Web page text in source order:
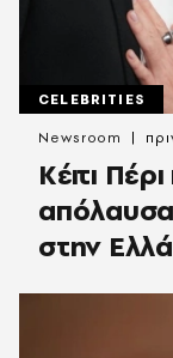
CELEBRITIES
Κέιτι
στην
Newsroom